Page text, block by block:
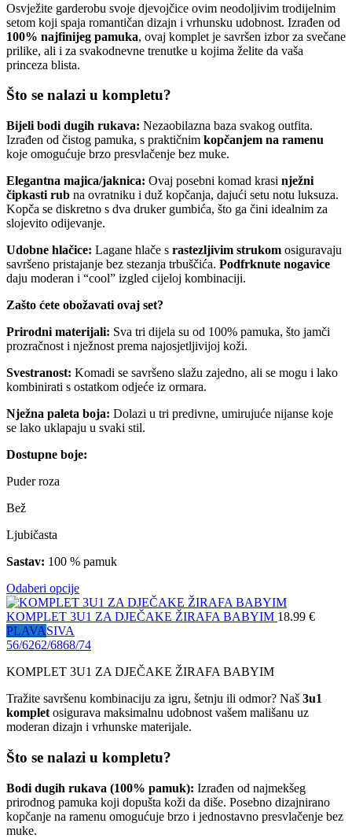
Osvježite garderobu svoje djevojčice ovim neodoljivim trodijelnim
setom koji spaja romantičan dizajn i vrhunsku udobnost. Izrađen od
100% najfinijeg pamuka, ovaj komplet je savršen izbor za svečane
prilike, ali i za svakodnevne trenutke u kojima želite da vaša
princeza blista.
Što se nalazi u kompletu?
Bijeli bodi dugih rukava: Nezaobilazna baza svakog outfita.
Izrađen od čistog pamuka, s praktičnim kopčanjem na ramenu
koje omogućuje brzo presvlačenje bez muke.
Elegantna majica/jaknica: Ovaj posebni komad krasi nježni
čipkasti rub na ovratniku i duž kopčanja, dajući setu notu luksuza.
Kopča se diskretno s dva druker gumbića, što ga čini idealnim za
slojevito odijevanje.
Udobne hlačice: Lagane hlače s rastezljivim strukom osiguravaju
savršeno pristajanje bez stezanja trbuščića. Podfrknute nogavice
daju moderan i “cool” izgled cijeloj kombinaciji.
Zašto ćete obožavati ovaj set?
Prirodni materijali: Sva tri dijela su od 100% pamuka, što jamči
prozračnost i nježnost prema najosjetljivijoj koži.
Svestranost: Komadi se savršeno slažu zajedno, ali se mogu i lako
kombinirati s ostatkom odjeće iz ormara.
Nježna paleta boja: Dolazi u tri predivne, umirujuće nijanse koje
se lako uklapaju u svaki stil.
Dostupne boje:
Puder roza
Bež
Ljubičasta
Sastav: 100 % pamuk
Odaberi opcije
KOMPLET 3U1 ZA DJEČAKE ŽIRAFA BABYIM 18.99 €
PLAVASIVA
56/6262/6868/74
KOMPLET 3U1 ZA DJEČAKE ŽIRAFA BABYIM
Tražite savršenu kombinaciju za igru, šetnju ili odmor? Naš 3u1
komplet osigurava maksimalnu udobnost vašem mališanu uz
moderan dizajn i vrhunske materijale.
Što se nalazi u kompletu?
Bodi dugih rukava (100% pamuk): Izrađen od najmekšeg
prirodnog pamuka koji dopušta koži da diše. Posebno dizajnirano
kopčanje na ramenu omogućuje brzo i jednostavno presvlačenje bez
muke.